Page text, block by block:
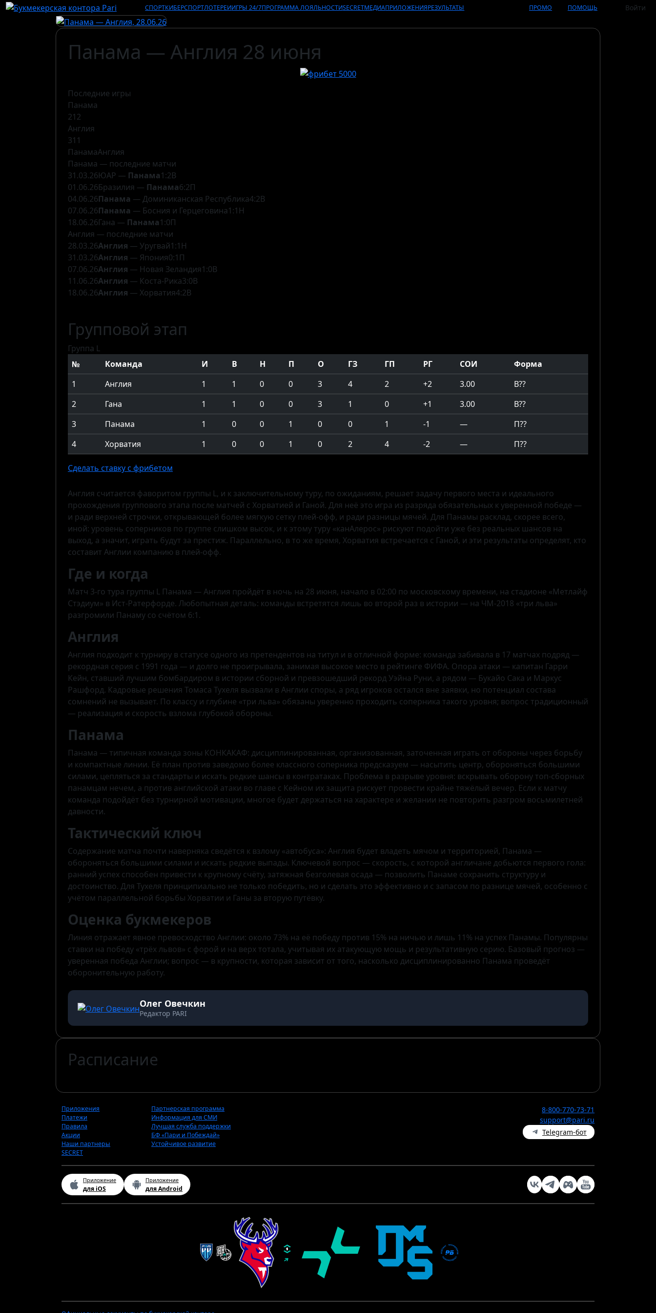
СПОРТКИБЕРСПОРТЛОТЕРЕИИГРЫ 24/7ПРОГРАММА ЛОЯЛЬНОСТИSECRETМЕДИАПРИЛОЖЕНИЯРЕЗУЛЬТАТЫ ПРОМО ПОМОЩЬ Войти
Панама — Англия 28 июня
Последние игры
Панама
212
Англия
31 1
ПанамаАнглия
Панама — последние матчи
31.03.26ЮАР — Панама1:2В
01.06.26Бразилия — Панама6:2П
04.06.26Панама — Доминиканская Республика4:2В
07.06.26Панама — Босния и Герцеговина1:1 Н
18.06.26Гана — Панама1:0П
Англия — последние матчи
28.03.26Англия — Уругвай1:1 Н
31.03.26Англия — Япония0:1 П
07.06.26Англия — Новая Зеландия1:0В
11.06.26Англия — Коста-Рика3:0В
18.06.26Англия — Хорватия4:2В
Групповой этап
Группа L
№
Команда И В Н П О ГЗ ГП РГ СОИ
Форма
1
Англия 1 1 0 0 3 4 2 +2 3.00 В??
2
Гана 1 1 0 0 3 1 0 +1 3.00 В??
3
Панама 1 0 0 1 0 0 1 -1 — П??
4
Хорватия 1 0 0 1 0 2 4 -2 — П??
Сделать ставку с фрибетом
Англия считается фаворитом группы L, и к заключительному туру, по ожиданиям, решает задачу первого места и идеального
прохождения группового этапа после матчей с Хорватией и Ганой. Для неё это игра из разряда обязательных к уверенной победе —
и ради верхней строчки, открывающей более мягкую сетку плей-офф, и ради разницы мячей. Для Панамы расклад, скорее всего,
иной: уровень соперников по группе слишком высок, и к этому туру «канАлерос» рискуют подойти уже без реальных шансов на
выход, а значит, играть будут за престиж. Параллельно, в то же время, Хорватия встречается с Ганой, и эти результаты определят, кто
составит Англии компанию в плей-офф.
Где и когда
Матч 3-го тура группы L Панама — Англия пройдёт в ночь на 28 июня, начало в 02:00 по московскому времени, на стадионе «Метлайф
Стэдиум» в Ист-Ратерфорде. Любопытная деталь: команды встретятся лишь во второй раз в истории — на ЧМ-2018 «три льва»
разгромили Панаму со счётом 6:1.
Англия
Англия подходит к турниру в статусе одного из претендентов на титул и в отличной форме: команда забивала в 17 матчах подряд —
рекордная серия с 1991 года — и долго не проигрывала, занимая высокое место в рейтинге ФИФА. Опора атаки — капитан Гарри
Кейн, ставший лучшим бомбардиром в истории сборной и превзошедший рекорд Уэйна Руни, а рядом — Букайо Сака и Маркус
Рашфорд. Кадровые решения Томаса Тухеля вызвали в Англии споры, а ряд игроков остался вне заявки, но потенциал состава
сомнений не вызывает. По классу и глубине «три льва» обязаны уверенно проходить соперника такого уровня; вопрос традиционный
— реализация и скорость взлома глубокой обороны.
Панама
Панама — типичная команда зоны КОНКАКАФ: дисциплинированная, организованная, заточенная играть от обороны через борьбу
и компактные линии. Её план против заведомо более классного соперника предсказуем — насытить центр, обороняться большими
силами, цепляться за стандарты и искать редкие шансы в контратаках. Проблема в разрыве уровня: вскрывать оборону топ-сборных
панамцам нечем, а против английской атаки во главе с Кейном их защита рискует провести крайне тяжёлый вечер. Если к матчу
команда подойдёт без турнирной мотивации, многое будет держаться на характере и желании не повторить разгром восьмилетней
давности.
Тактический ключ
Содержание матча почти наверняка сведётся к взлому «автобуса»: Англия будет владеть мячом и территорией, Панама —
обороняться большими силами и искать редкие выпады. Ключевой вопрос — скорость, с которой англичане добьются первого гола:
ранний успех способен привести к крупному счёту, затяжная безголевая осада — позволить Панаме сохранить структуру и
достоинство. Для Тухеля принципиально не только победить, но и сделать это эффективно и с запасом по разнице мячей, особенно с
учётом параллельной борьбы Хорватии и Ганы за вторую путёвку.
Оценка букмекеров
Линия отражает явное превосходство Англии: около 73% на её победу против 15% на ничью и лишь 11% на успех Панамы. Популярны
ставки на победу «трёх львов» с форой и на верх тотала, учитывая их атакующую мощь и результативную серию. Базовый прогноз —
уверенная победа Англии; вопрос — в крупности, которая зависит от того, насколько дисциплинированно Панама проведёт
оборонительную работу.
Олег Овечкин
Редактор PARI
Расписание
Приложения
Платежи
Правила
Акции
Наши партнеры
SECRET
Партнерская программа
Информация для СМИ
Лучшая служба поддержки
БФ «Пари и Побеждай»
Устойчивое развитие
8-800-770-73-71
support@pari.ru
Telegram-бот
Приложение
для iOS
Приложение
для Android